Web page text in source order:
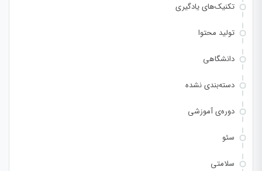
تکنیک‌های یادگیری
تولید محتوا
دانشگاهی
دسته‌بندی نشده
دوره‌ی آموزشی
سئو
سلامتی